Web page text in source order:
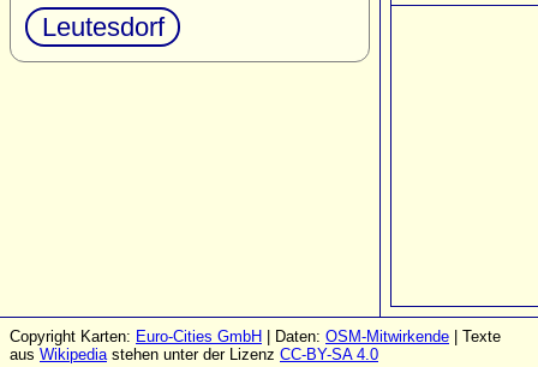
Leutesdorf
Copyright Karten: Euro-Cities GmbH | Daten: OSM-Mitwirkende | Texte
aus Wikipediastehen unter der Lizenz CC-BY-SA 4.0